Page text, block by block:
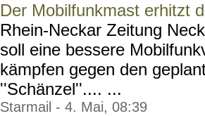
Der Mobilfunkmast erhitzt
Rhein-Neckar Zeitung
soll eine bessere
kämpfen gegen den
''Schänzel''.... ...
Starmail - 4. Mai, 08:39